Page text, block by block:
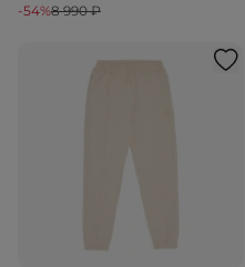
-54%8 990 ₽